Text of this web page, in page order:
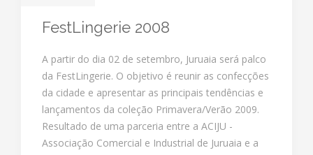
FestLingerie 2008
A partir do dia 02 de setembro, Juruaia será palco
da FestLingerie. O objetivo é reunir as confecções
da cidade e apresentar as principais tendências e
lançamentos da coleção Primavera/Verão 2009.
Resultado de uma parceria entre a ACIJU -
Associação Comercial e Industrial de Juruaia e a